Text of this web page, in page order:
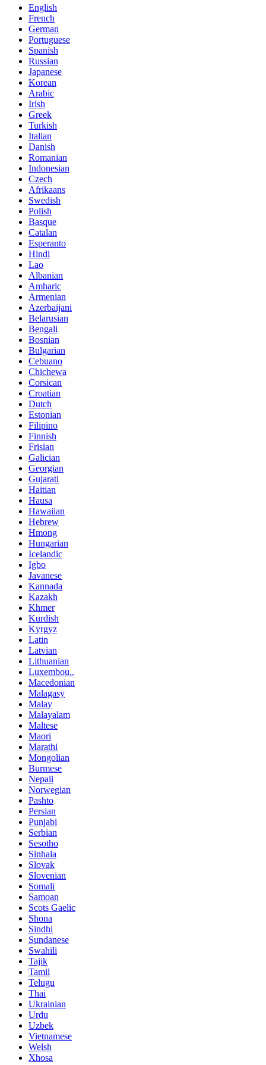
English
French
German
Portuguese
Spanish
Russian
Japanese
Korean
Arabic
Irish
Greek
Turkish
Italian
Danish
Romanian
Indonesian
Czech
Afrikaans
Swedish
Polish
Basque
Catalan
Esperanto
Hindi
Lao
Albanian
Amharic
Armenian
Azerbaijani
Belarusian
Bengali
Bosnian
Bulgarian
Cebuano
Chichewa
Corsican
Croatian
Dutch
Estonian
Filipino
Finnish
Frisian
Galician
Georgian
Gujarati
Haitian
Hausa
Hawaiian
Hebrew
Hmong
Hungarian
Icelandic
Igbo
Javanese
Kannada
Kazakh
Khmer
Kurdish
Kyrgyz
Latin
Latvian
Lithuanian
Luxembou..
Macedonian
Malagasy
Malay
Malayalam
Maltese
Maori
Marathi
Mongolian
Burmese
Nepali
Norwegian
Pashto
Persian
Punjabi
Serbian
Sesotho
Sinhala
Slovak
Slovenian
Somali
Samoan
Scots Gaelic
Shona
Sindhi
Sundanese
Swahili
Tajik
Tamil
Telugu
Thai
Ukrainian
Urdu
Uzbek
Vietnamese
Welsh
Xhosa